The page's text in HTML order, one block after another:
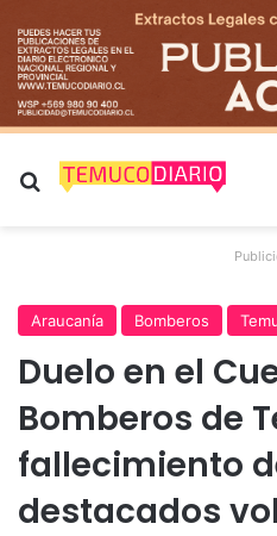
Buscar por
Araucanía Bomberos
Duelo en el
Bomberos de
fallecimiento
destacados